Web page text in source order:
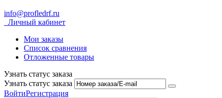
info@profledrf.ru
Личный кабинет
Мои заказы
Список сравнения
Отложенные товары
Узнать статус заказа
Узнать статус заказа
ВойтиРегистрация